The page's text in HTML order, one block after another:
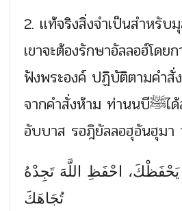
2. เเท้จริงสิ่งจำเป็นสำหรั
เขาจะต้องรักษาอัลลอฮ์โดย
ฟังพระองค์ ปฏิบัติตามคำสั่ง
จากคำสั่งห้าม ท่านนบีﷺได้สั่งเสียเเก่ท่านอิบนุ
อับบาส รอฎิยัลลอฮุอันฮุมา
احْفَظِ اللَّهَ تَجِدْهُ
تُجَاهَكَ